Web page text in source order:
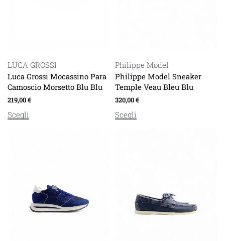
LUCA GROSSI
Luca Grossi Mocassino Para
Camoscio Morsetto Blu Blu
219,00€
Scegli
Philippe Model
Philippe Model Sneaker
Temple Veau Bleu Blu
320,00€
Scegli